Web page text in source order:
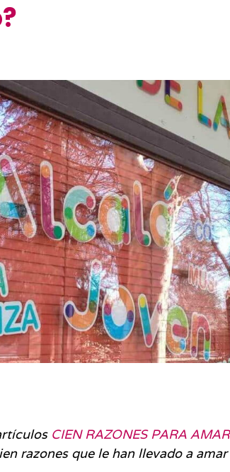
CIEN RAZONES PARA
razones que le han llevado a